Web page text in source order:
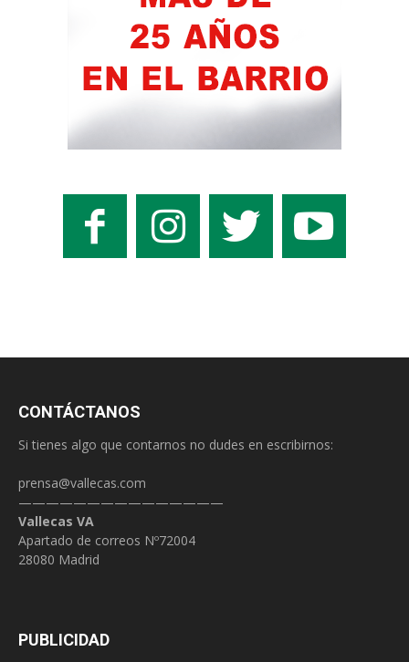
CONTÁCTANOS
Si tienes algo que contarnos no dudes en escribirnos:
prensa@vallecas.com
———————————————
Vallecas VA
Apartado de correos Nº72004
28080 Madrid
PUBLICIDAD